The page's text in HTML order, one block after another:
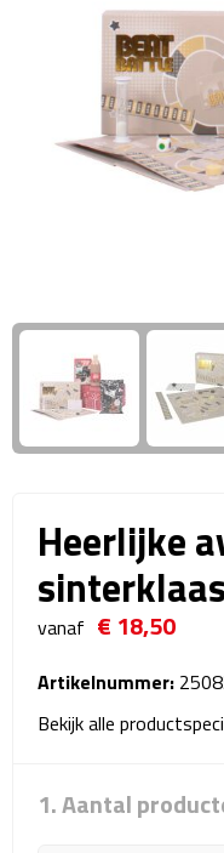
Business trolleys
Documententassen
Kledingtassen
Reistassen &
Reistassen
Trolleys
Reistassensets
Weekendtassen
Duffeltassen
Autotassen
Toilettassen
Giftcards
Wellness Giftsets
Heerlijke
vanaf € 18,50
Artikelnummer:
Bekijk alle
1. Aantal